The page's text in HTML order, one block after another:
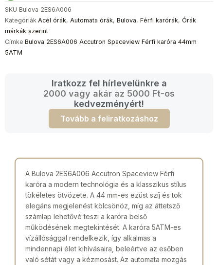
SKU Bulova 2ES6A006
Kategóriák Acél órák, Automata órák, Bulova, Férfi karórák, Órák
márkák szerint
Címke Bulova 2ES6A006 Accutron Spaceview Férfi karóra 44mm
5ATM
Iratkozz fel hírlevelünkre a
2000 vagy akár az 5000 Ft-os
kedvezményért!
Tovább a feliratkozáshoz
A Bulova 2ES6A006 Accutron Spaceview Férfi
karóra a modern technológia és a klasszikus stílus
tökéletes ötvözete. A 44 mm-es ezüst szíj és tok
elegáns megjelenést kölcsönöz, míg az áttetsző
számlap lehetővé teszi a karóra belső
működésének megtekintését. A karóra 5ATM-es
vízállósággal rendelkezik, így alkalmas a
mindennapi élet kihívásaira, beleértve az esőben
való sétát vagy a kézmosást. Az automata mozgás